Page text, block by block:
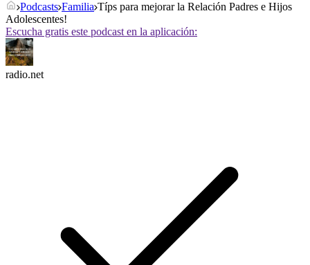
Podcasts Familia Típs para mejorar la Relación Padres e Hijos
Adolescentes!
Escucha gratis este podcast en la aplicación:
radio.net